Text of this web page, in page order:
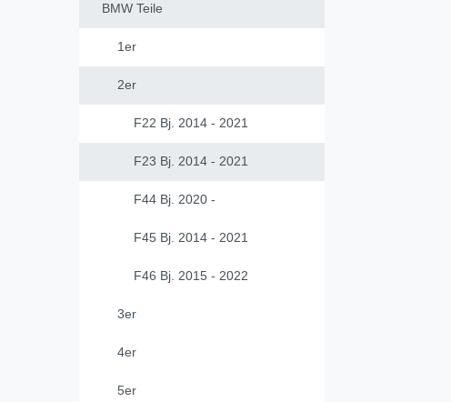
BMW Teile
1er
2er
F22 Bj. 2014 - 2021
F23 Bj. 2014 - 2021
F44 Bj. 2020 -
F45 Bj. 2014 - 2021
F46 Bj. 2015 - 2022
3er
4er
5er